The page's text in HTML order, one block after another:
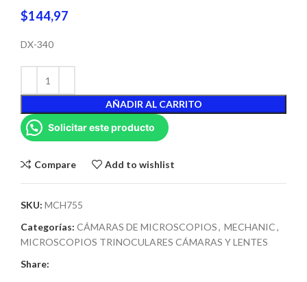
$144,97
DX-340
AÑADIR AL CARRITO
Solicitar este producto
Compare Add to wishlist
SKU: MCH755
Categorías: CÁMARAS DE MICROSCOPIOS, MECHANIC,
MICROSCOPIOS TRINOCULARES CÁMARAS Y LENTES
Share: